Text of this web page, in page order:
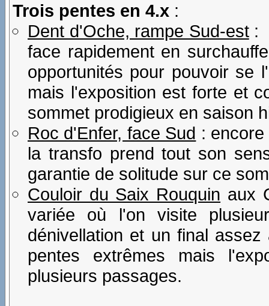
Trois pentes en 4.x :
Dent d'Oche, rampe Sud-est:
face rapidement en
opportunités pour pouvoir se
mais l'exposition est forte et
sommet prodigieux en saison
Roc d'Enfer, face Sud :
la transfo prend tout son
garantie de solitude sur ce
Couloir du Saix Rouquin aux
variée où l'on visite
dénivellation et un final
pentes extrêmes mais
plusieurs passages.